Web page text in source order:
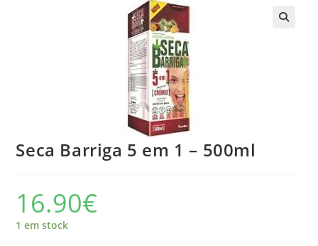
Seca Barriga 5 em 1 – 500ml
16.90€
1 em stock